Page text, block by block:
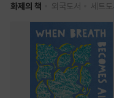
화제의 책 외국도서 세트